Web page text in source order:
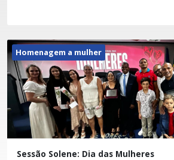
Homenagem a mulher
Sessão Solene: Dia das Mulheres